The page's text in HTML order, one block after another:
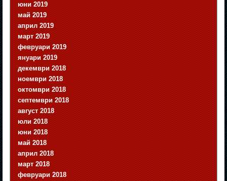
юни 2019
май 2019
април 2019
март 2019
февруари 2019
януари 2019
декември 2018
ноември 2018
октомври 2018
септември 2018
август 2018
юли 2018
юни 2018
май 2018
април 2018
март 2018
февруари 2018